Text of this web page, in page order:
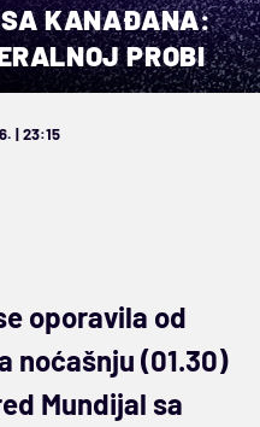
KANAĐANA:
PROBI
| 23:15
oporavila od
noćašnju (01.30)
Mundijal sa